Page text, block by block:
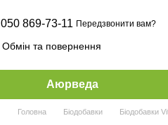
050 869-73-11 Передзвонити вам?
Обмін та повернення
Аюрведа
Головна Біодобавки Біодобавки